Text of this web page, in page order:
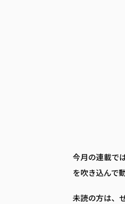
今月の連載で
を吹き込んで
未読の方は、